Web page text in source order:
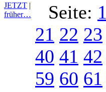
JETZT |
früher…
Seite: 1
21 22 23
40 41 42
59 60 61